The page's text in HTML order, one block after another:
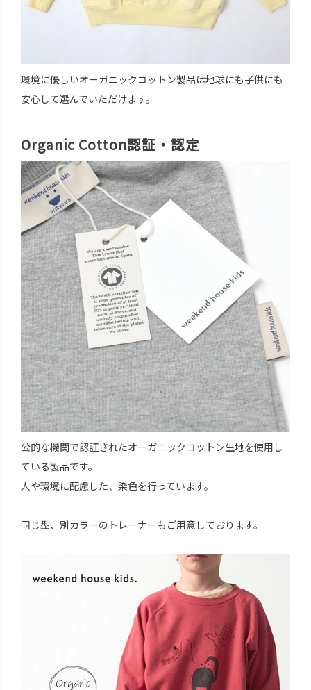
環境に優しいオーガニックコットン製品は地球にも子供にも
安心して選んでいただけます。
Organic Cotton認証・認定
公的な機関で認証されたオーガニックコットン生地を使用し
ている製品です。
人や環境に配慮した、染色を行っています。
同じ型、別カラーのトレーナーもご用意しております。